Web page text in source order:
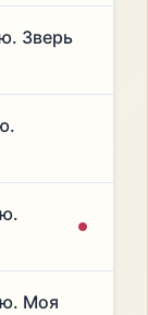
Зверь
Моя